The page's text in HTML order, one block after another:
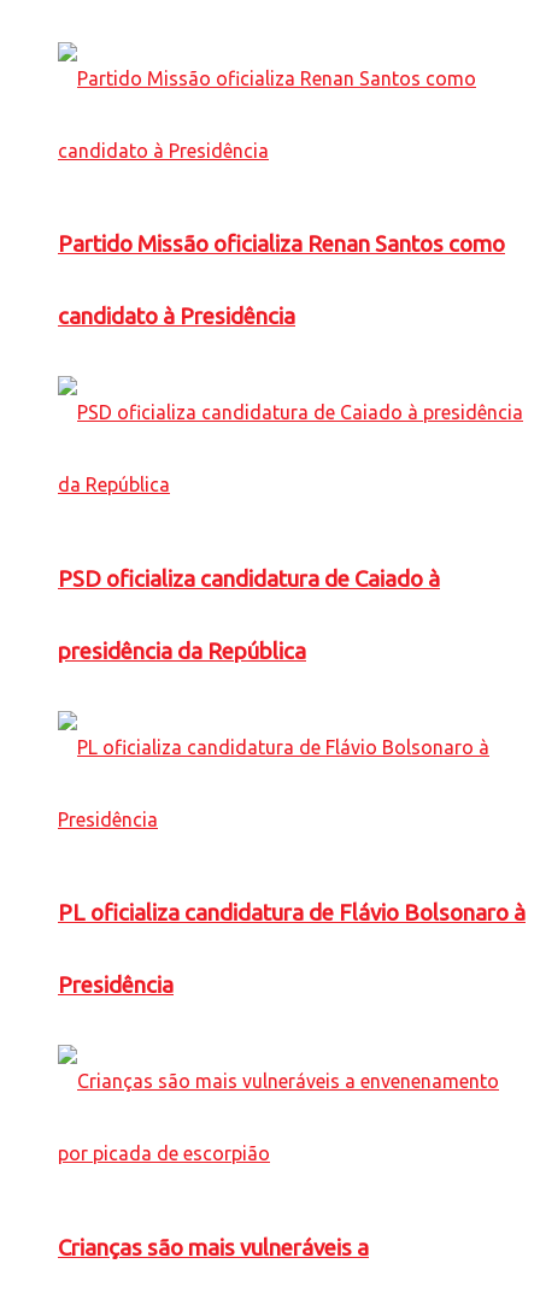
Partido Missão oficializa Renan Santos como
candidato à Presidência
PSD oficializa candidatura de Caiado à
presidência da República
PL oficializa candidatura de Flávio Bolsonaro à
Presidência
Crianças são mais vulneráveis a